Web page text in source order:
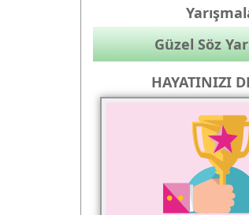
Güzel Söz
HAYATINIZI